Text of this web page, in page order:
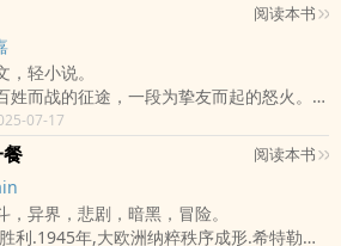
这个疯狂科学家。
失心人计划的精随，便是让人彻底崩溃直到
，再从大脑灌入新的意识流从而服从指令，
杀人兵器。
以千里同为首脑，是政府背后动用大量黑金
机关，利用制造各种恐怖事件，企图用恐惧
而稳固政权。
，取而代之的是毫无人性与良心的程式指
为这组织执行各种超越人类道德底限的任
却来到血火纷飞的二战中国。
山河碎、人民无处可逃的时代，他觉醒了
兑换系统】！
枪开始，子弹换功勋，战功换坦克、飞机、
与航母！
，到收复南京；
，到重构国体；
匹马，而是带着人民一起，重写中国命运。
阅读本书
，轻小说。
姓而战的征途，一段为挚友而起的怒火。】
交织，谁能真正策定天下？
军师——策川。以天下苍生为念，以一己谋
，踏上拨乱反正之路。
暴君、镇压岳国野心、震慑曜国之威，再到
步扛起重任——
来不是一人之军。
07-17
阅读本书
，异界，悲剧，暗黑，冒险。
利.1945年,大欧洲纳粹秩序成形.希特勒未